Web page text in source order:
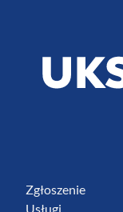
Zgłoszenie
Usługi